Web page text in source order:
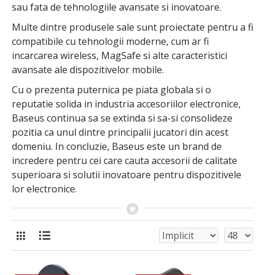
sau fata de tehnologiile avansate si inovatoare.
Multe dintre produsele sale sunt proiectate pentru a fi
compatibile cu tehnologii moderne, cum ar fi
incarcarea wireless, MagSafe si alte caracteristici
avansate ale dispozitivelor mobile.
Cu o prezenta puternica pe piata globala si o
reputatie solida in industria accesoriilor electronice,
Baseus continua sa se extinda si sa-si consolideze
pozitia ca unul dintre principalii jucatori din acest
domeniu. In concluzie, Baseus este un brand de
incredere pentru cei care cauta accesorii de calitate
superioara si solutii inovatoare pentru dispozitivele
lor electronice.